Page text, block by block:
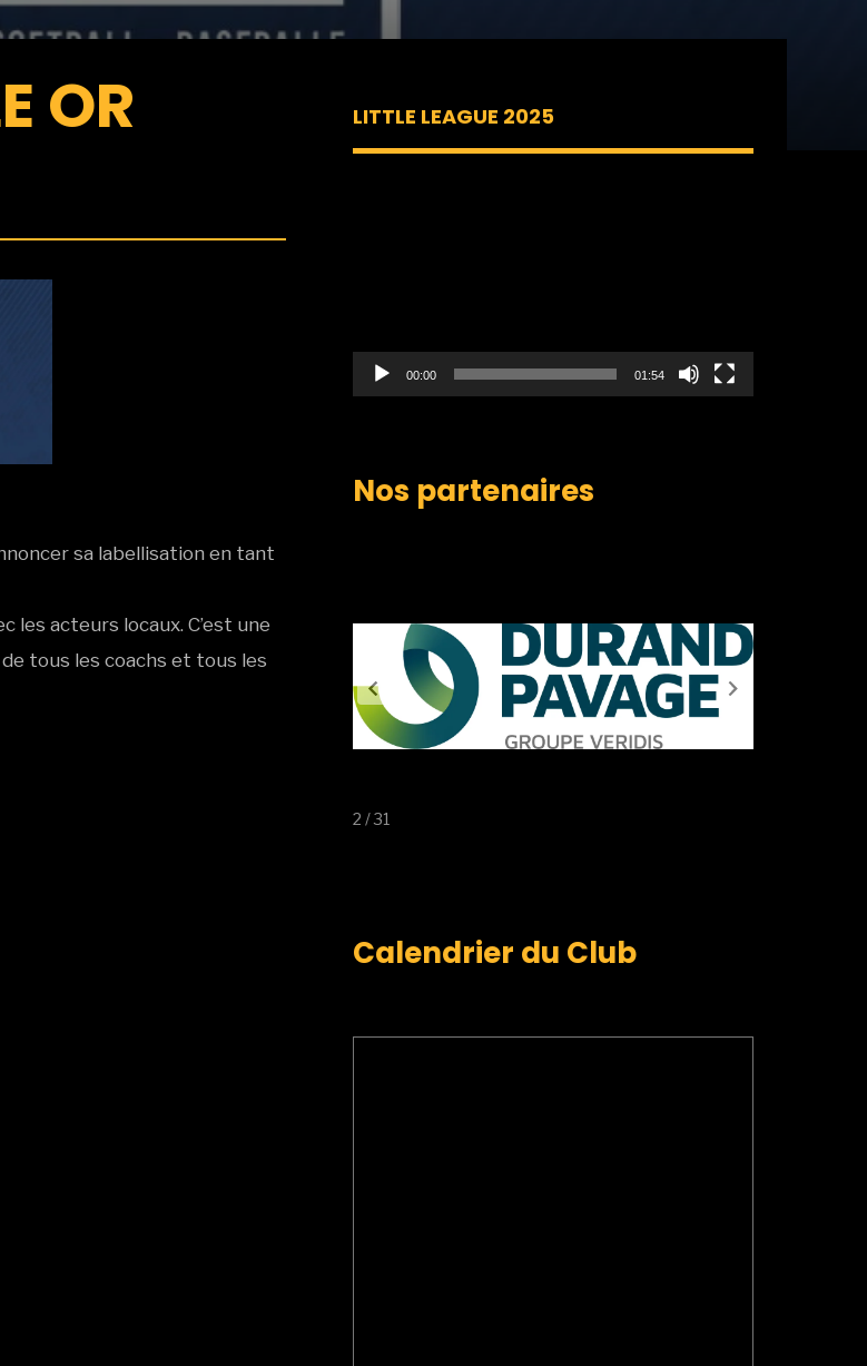
OR
sa labellisation en tant
les acteurs locaux. C’est une
tous les coachs et tous les
LITTLE LEAGUE 2025
00:00 01:54
Nos partenaires
2 / 31
Calendrier du Club